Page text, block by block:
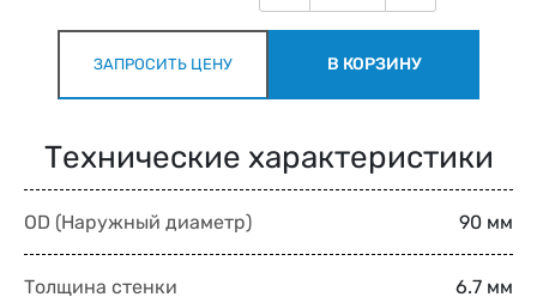
ЗАПРОСИТЬ ЦЕНУ В КОРЗИНУ
Технические характеристики
OD (Наружный диаметр) 90 мм
Толщина стенки 6.7 мм